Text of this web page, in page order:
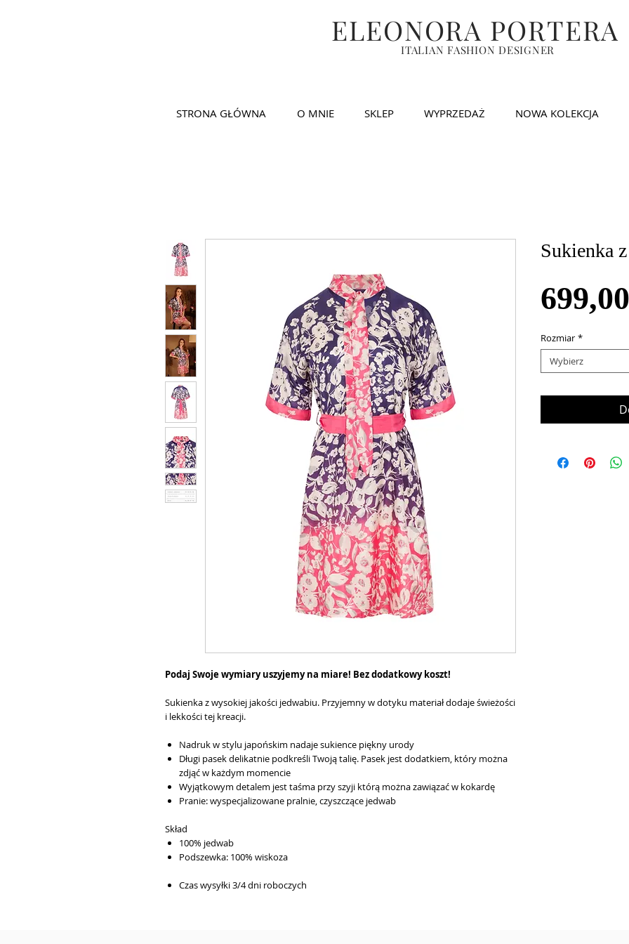
ELEONORA PORTERA
ITALIAN FASHION DESIGNER
STRONA GŁÓWNA O MNIE SKLEP WYPRZEDAŻ NOWA KOLEKCJA
Podaj Swoje wymiary uszyjemy na miare! Bez dodatkowy koszt!
Sukienka z wysokiej jakości jedwabiu. Przyjemny w dotyku materiał dodaje świeżości
i lekkości tej kreacji.
Nadruk w stylu japońskim nadaje sukience piękny urody
Długi pasek delikatnie podkreśli Twoją talię. Pasek jest dodatkiem, który można
zdjąć w każdym momencie
Wyjątkowym detalem jest taśma przy szyji którą można zawiązać w kokardę
Pranie: wyspecjalizowane pralnie, czyszczące jedwab
Skład
100% jedwab
Podszewka: 100% wiskoza
Czas wysyłki3/4 dni roboczych
Sukienka
Rozmiar *
Wybierz